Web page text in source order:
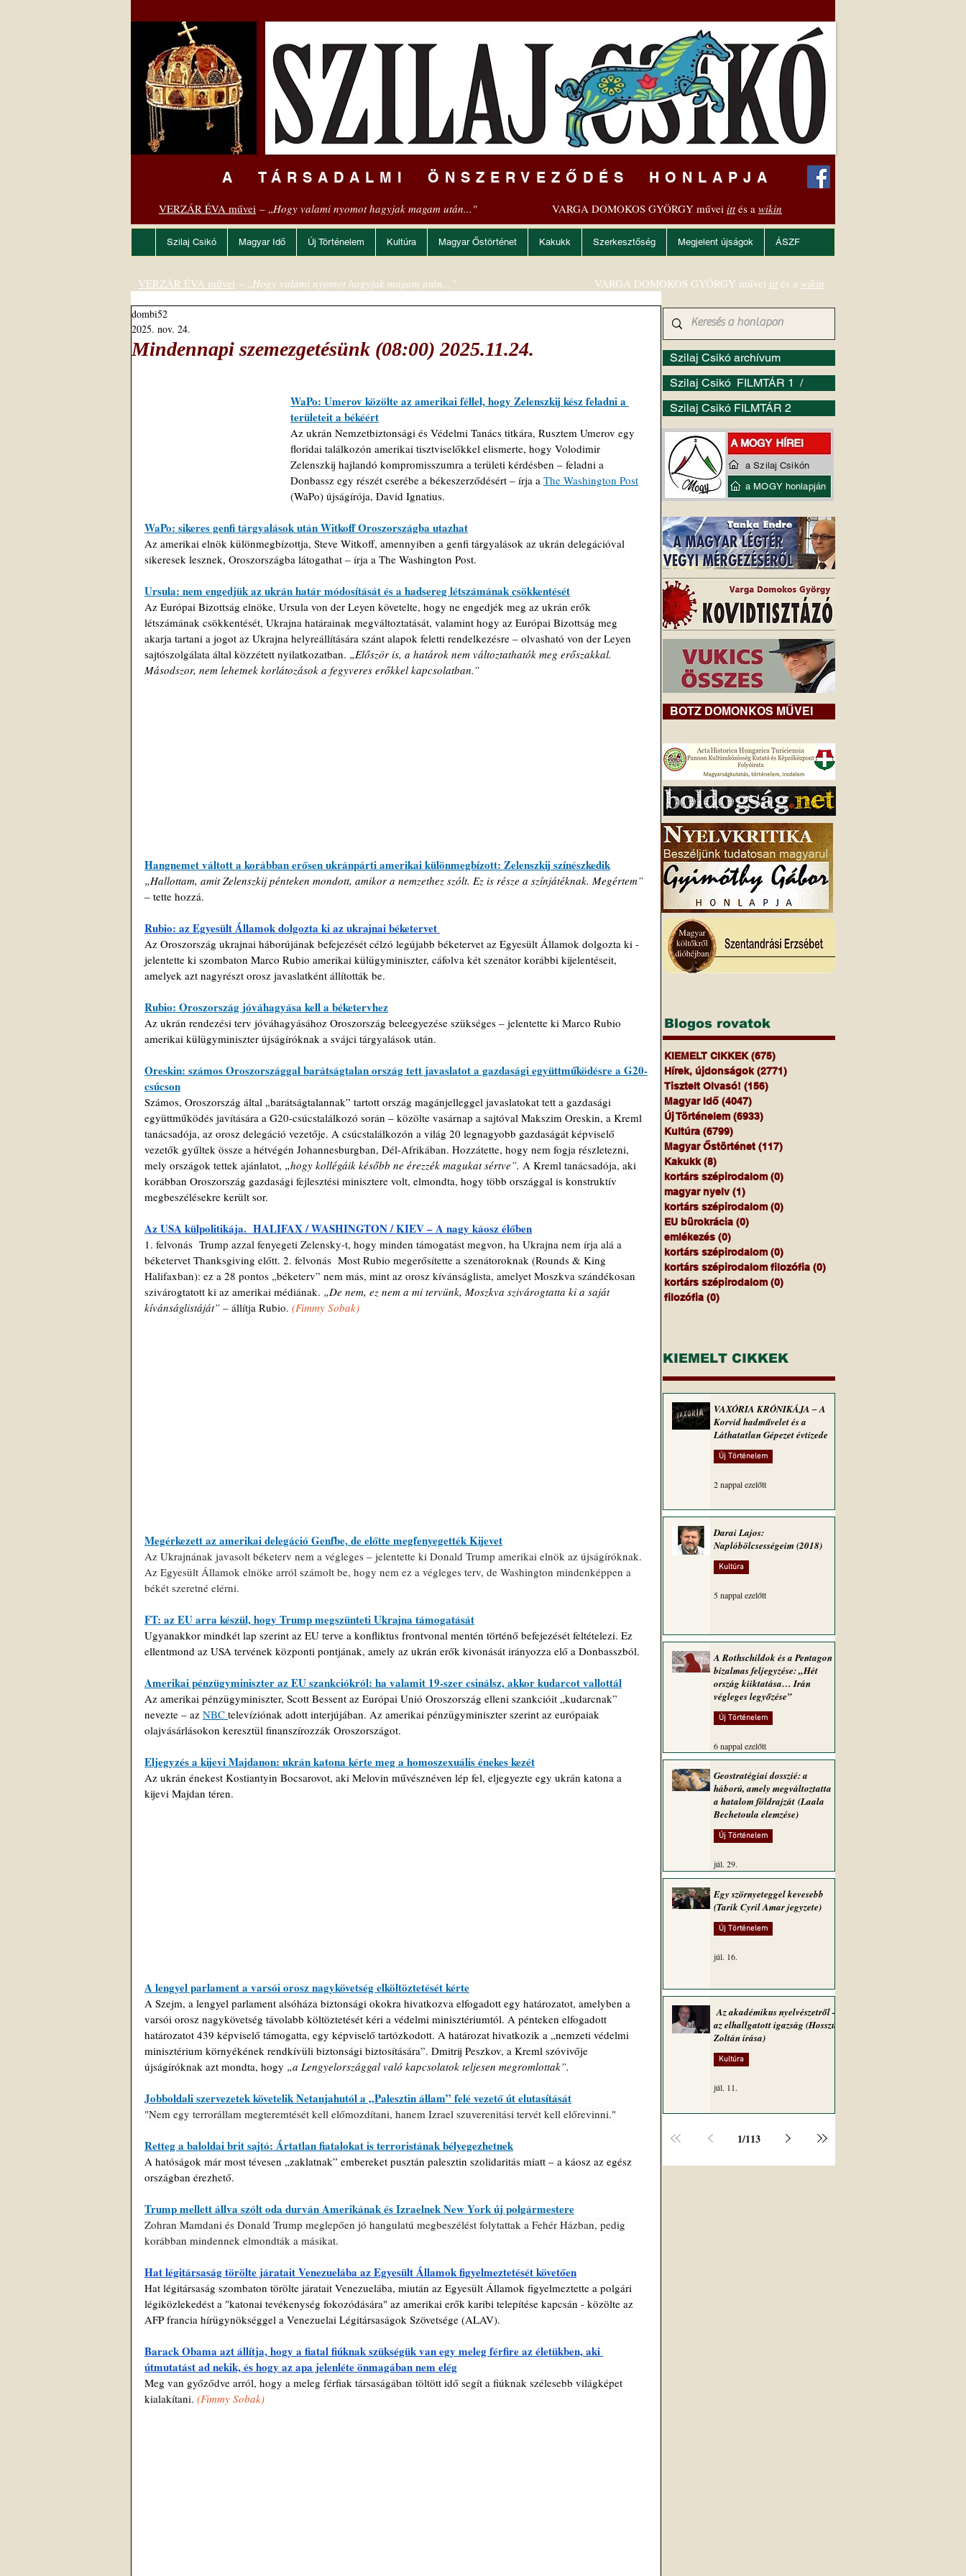
A TÁRSADALMI ÖNSZERVEZŐDÉS HONLAPJA
VERZÁR ÉVA művei – „Hogy valami nyomot hagyjak magam után..." VARGA DOMOKOS GYÖRGY művei ittés a wikin
Szilaj Csikó Magyar Idő Új Történelem Kultúra Magyar Őstörténet Kakukk Szerkesztőség Megjelent újságok ÁSZF
Mindennapi szemezgetésünk (08:00) 2025.11.24.
dombi52
2025. nov. 24.
WaPo: Umerov közölte az amerikai féllel, hogy Zelenszkij kész feladni a
területeit a békéért
Az ukrán Nemzetbiztonsági és Védelmi Tanács titkára, Rusztem Umerov egy
floridai találkozón amerikai tisztviselőkkel elismerte, hogy Volodimir
Zelenszkij hajlandó kompromisszumra a területi kérdésben – feladni a
Donbassz egy részét cserébe a békeszerződésért – írja a The Washington Post
(WaPo) újságírója, David Ignatius.
WaPo: sikeres genfi tárgyalások után Witkoff Oroszországba utazhat
Az amerikai elnök különmegbízottja, Steve Witkoff, amennyiben a genfi tárgyalások az ukrán delegációval
sikeresek lesznek, Oroszországba látogathat – írja a The Washington Post.
Ursula: nem engedjük az ukrán határ módosítását és a hadsereg létszámának csökkentését
Az Európai Bizottság elnöke, Ursula von der Leyen követelte, hogy ne engedjék meg az ukrán erők
létszámának csökkentését, Ukrajna határainak megváltoztatását, valamint hogy az Európai Bizottság meg
akarja tartani a jogot az Ukrajna helyreállítására szánt alapok feletti rendelkezésre – olvasható von der Leyen
sajtószolgálata által közzétett nyilatkozatban. „Először is, a határok nem változtathatók meg erőszakkal.
Másodszor, nem lehetnek korlátozások a fegyveres erőkkel kapcsolatban.”
Hangnemet váltott a korábban erősen ukránpárti amerikai különmegbízott: Zelenszkij színészkedik
„Hallottam, amit Zelenszkij pénteken mondott, amikor a nemzethez szólt. Ez is része a színjátéknak. Megértem”
– tette hozzá.
Rubio: az Egyesült Államok dolgozta ki az ukrajnai béketervet
Az Oroszország ukrajnai háborújának befejezését célzó legújabb béketervet az Egyesült Államok dolgozta ki -
jelentette ki szombaton Marco Rubio amerikai külügyminiszter, cáfolva két szenátor korábbi kijelentéseit,
amelyek azt nagyrészt orosz javaslatként állították be.
Rubio: Oroszország jóváhagyása kell a béketervhez
Az ukrán rendezési terv jóváhagyásához Oroszország beleegyezése szükséges – jelentette ki Marco Rubio
amerikai külügyminiszter újságíróknak a svájci tárgyalások után.
Oreskin: számos Oroszországgal barátságtalan ország tett javaslatot a gazdasági együttműködésre a G20-
csúcson
Számos, Oroszország által „barátságtalannak” tartott ország magánjelleggel javaslatokat tett a gazdasági
együttműködés javítására a G20-csúcstalálkozó során – közölte vasárnap a sajtóval Makszim Oreskin, a Kreml
tanácsadója, az orosz delegáció vezetője. A csúcstalálkozón a világ 20 legnagyobb gazdaságát képviselő
vezetők gyűltek össze a hétvégén Johannesburgban, Dél-Afrikában. Hozzátette, hogy nem fogja részletezni,
mely országok tettek ajánlatot, „hogy kollégáik később ne érezzék magukat sértve”. A Kreml tanácsadója, aki
korábban Oroszország gazdasági fejlesztési minisztere volt, elmondta, hogy több országgal is konstruktív
megbeszélésekre került sor.
Az USA külpolitikája.  HALIFAX / WASHINGTON / KIEV – A nagy káosz élőben
1. felvonás  Trump azzal fenyegeti Zelensky-t, hogy minden támogatást megvon, ha Ukrajna nem írja alá a
béketervet Thanksgiving előtt. 2. felvonás  Most Rubio megerősítette a szenátoroknak (Rounds & King
Halifaxban): ez a 28 pontos „béketerv” nem más, mint az orosz kívánságlista, amelyet Moszkva szándékosan
szivárogtatott ki az amerikai médiának. „De nem, ez nem a mi tervünk, Moszkva szivárogtatta ki a saját
kívánságlistáját” – állítja Rubio. (Fimmy Sobak)
Megérkezett az amerikai delegáció Genfbe, de előtte megfenyegették Kijevet
Az Ukrajnának javasolt béketerv nem a végleges – jelentette ki Donald Trump amerikai elnök az újságíróknak.
Az Egyesült Államok elnöke arról számolt be, hogy nem ez a végleges terv, de Washington mindenképpen a
békét szeretné elérni.
FT: az EU arra készül, hogy Trump megszünteti Ukrajna támogatását
Ugyanakkor mindkét lap szerint az EU terve a konfliktus frontvonal mentén történő befejezését feltételezi. Ez
ellentmond az USA tervének központi pontjának, amely az ukrán erők kivonását irányozza elő a Donbasszból.
Amerikai pénzügyminiszter az EU szankciókról: ha valamit 19-szer csinálsz, akkor kudarcot vallottál
Az amerikai pénzügyminiszter, Scott Bessent az Európai Unió Oroszország elleni szankcióit „kudarcnak”
nevezte – az NBC televíziónak adott interjújában. Az amerikai pénzügyminiszter szerint az európaiak
olajvásárlásokon keresztül finanszírozzák Oroszországot.
Eljegyzés a kijevi Majdanon: ukrán katona kérte meg a homoszexuális énekes kezét
Az ukrán énekest Kostiantyin Bocsarovot, aki Melovin művésznéven lép fel, eljegyezte egy ukrán katona a
kijevi Majdan téren.
A lengyel parlament a varsói orosz nagykövetség elköltöztetését kérte
A Szejm, a lengyel parlament alsóháza biztonsági okokra hivatkozva elfogadott egy határozatot, amelyben a
varsói orosz nagykövetség távolabb költöztetését kéri a védelmi minisztériumtól. A pénteken elfogadott
határozatot 439 képviselő támogatta, egy képviselő tartózkodott. A határozat hivatkozik a „nemzeti védelmi
minisztérium környékének rendkívüli biztonsági biztosítására”. Dmitrij Peszkov, a Kreml szóvivője
újságíróknak azt mondta, hogy „a Lengyelországgal való kapcsolatok teljesen megromlottak”.
Jobboldali szervezetek követelik Netanjahutól a „Palesztin állam” felé vezető út elutasítását
"Nem egy terrorállam megteremtését kell előmozdítani, hanem Izrael szuverenitási tervét kell előrevinni."
Retteg a baloldai brit sajtó: Ártatlan fiatalokat is terroristának bélyegezhetnek
A hatóságok már most tévesen „zaklatnak” embereket pusztán palesztin szolidaritás miatt – a káosz az egész
országban érezhető.
Trump mellett állva szólt oda durván Amerikának és Izraelnek New York új polgármestere
Zohran Mamdani és Donald Trump meglepően jó hangulatú megbeszélést folytattak a Fehér Házban, pedig
korábban mindennek elmondták a másikat.
Hat légitársaság törölte járatait Venezuelába az Egyesült Államok figyelmeztetését követően
Hat légitársaság szombaton törölte járatait Venezuelába, miután az Egyesült Államok figyelmeztette a polgári
légiközlekedést a "katonai tevékenység fokozódására" az amerikai erők karibi telepítése kapcsán - közölte az
AFP francia hírügynökséggel a Venezuelai Légitársaságok Szövetsége (ALAV).
Barack Obama azt állítja, hogy a fiatal fiúknak szükségük van egy meleg férfire az életükben, aki
útmutatást ad nekik, és hogy az apa jelenléte önmagában nem elég
Meg van győződve arról, hogy a meleg férfiak társaságában töltött idő segít a fiúknak szélesebb világképet
kialakítani. (Fimmy Sobak)
Szilaj Csikó archívum
Szilaj Csikó FILMTÁR 1 /
Szilaj Csikó FILMTÁR 2
VERZÁR ÉVA művei – „Hogy valami nyomot hagyjak magam után..." VARGA DOMOKOS GYÖRGY művei itt és a wikin
BOTZ DOMONKOS MŰVEI
Blogos rovatok
KIEMELT CIKKEK (675)
Hírek, újdonságok (2771)
Tisztelt Olvasó! (156)
Magyar Idő (4047)
Új Történelem (6933)
Kultúra (6799)
Magyar Őstörténet (117)
Kakukk (8)
kortárs szépirodalom (0)
magyar nyelv (1)
kortárs szépirodalom (0)
EU bürokrácia (0)
emlékezés (0)
kortárs szépirodalom (0)
kortárs szépirodalom filozófia (0)
kortárs szépirodalom (0)
filozófia (0)
KIEMELT CIKKEK
VAXÓRIA KRÓNIKÁJA ‒ A
Korvid hadművelet és a
Láthatatlan Gépezet évtizede
Új Történelem
2 nappal ezelőtt
Darai Lajos:
Naplóbölcsességeim (2018)
Kultúra
5 nappal ezelőtt
A Rothschildok és a Pentagon
bizalmas feljegyzése: „Hét
ország kiiktatása… Irán
végleges legyőzése”
Új Történelem
6 nappal ezelőtt
Geostratégiai dosszié: a
háború, amely megváltoztatta
a hatalom földrajzát (Laala
Bechetoula elemzése)
Új Történelem
júl. 29.
Egy szörnyeteggel kevesebb
(Tarik Cyril Amar jegyzete)
Új Történelem
júl. 16.
Az akadémikus nyelvészetről –
az elhallgatott igazság (Hosszú
Zoltán írása)
Kultúra
júl. 11.
1/113
a Szilaj Csikón
a MOGY honlapján